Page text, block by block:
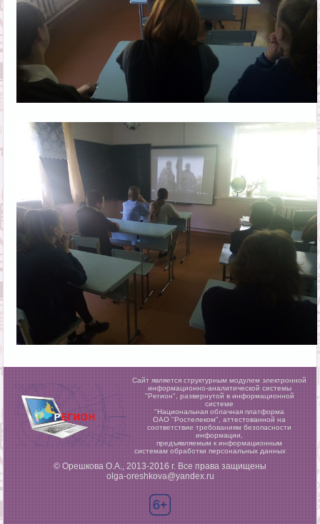
Сайт является структурным модулем электронной
информационно-аналитической системы
"Регион",развернутой в информационной
системе
"Национальная облачная платформа
ОАО "Ростелеком", аттестованной на
соответствие требованиям безопасности
информации,
предъявляемым к информационным
системам обработки персональных данных
© Орешкова О.А., 2013-2016 г. Все права защищены
olga-oreshkova@yandex.ru